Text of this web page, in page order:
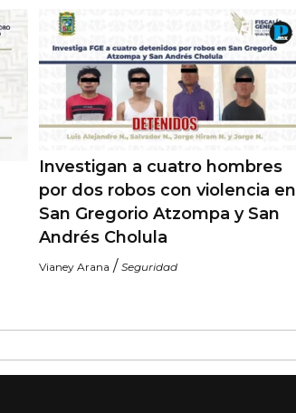
Investigan a cuatro hombres
por dos robos con violencia en
San Gregorio Atzompa y San
Andrés Cholula
Vianey Arana / Seguridad